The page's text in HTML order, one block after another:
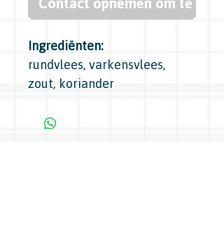
Ingrediënten:
rundvlees, varkensvlees,
zout, koriander